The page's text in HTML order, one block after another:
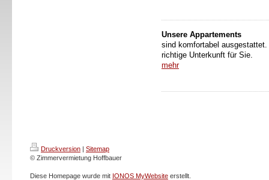
Unsere Appartements
sind komfortabel ausgestattet.
richtige Unterkunft für Sie.
mehr
Druckversion | Sitemap
© Zimmervermietung Hoffbauer
Diese Homepage wurde mit IONOS MyWebsite erstellt.